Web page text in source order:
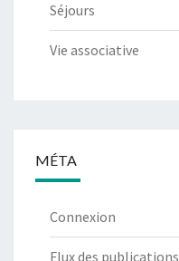
Séjours
Vie associative
MÉTA
Connexion
Flux des publications